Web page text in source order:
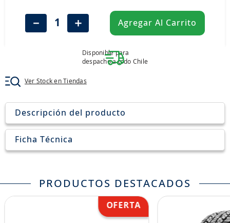
＋
－ Agregar Al Carrito
Disponible para
despacho a todo Chile
Ver Stock en Tiendas
Descripción del producto
Ficha Técnica
PRODUCTOS DESTACADOS
235